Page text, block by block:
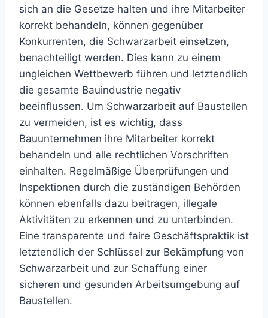
sich an die Gesetze halten und ihre Mitarbeiter
korrekt behandeln, können gegenüber
Konkurrenten, die Schwarzarbeit einsetzen,
benachteiligt werden. Dies kann zu einem
ungleichen Wettbewerb führen und letztendlich
die gesamte Bauindustrie negativ
beeinflussen. Um Schwarzarbeit auf Baustellen
zu vermeiden, ist es wichtig, dass
Bauunternehmen ihre Mitarbeiter korrekt
behandeln und alle rechtlichen Vorschriften
einhalten. Regelmäßige Überprüfungen und
Inspektionen durch die zuständigen Behörden
können ebenfalls dazu beitragen, illegale
Aktivitäten zu erkennen und zu unterbinden.
Eine transparente und faire Geschäftspraktik ist
letztendlich der Schlüssel zur Bekämpfung von
Schwarzarbeit und zur Schaffung einer
sicheren und gesunden Arbeitsumgebung auf
Baustellen.